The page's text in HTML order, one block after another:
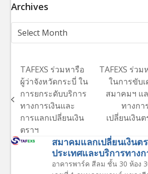
Archives
Archives
previous
post:
TAFEXS ร่วมหารือ
ผู้ว่าจังหวัดกระบี่ ใน
การยกระดับบริการ
ทางการเงินและ
การแลกเปลี่ยนเงิน
ตราฯ
post:
TAFEXS ร่ว
ในการขับ
สมาคมฯ แ
ทางกา
เปลี่ยนเงิน
สมาคมแลกเปลี่ยนเงินต
ประเทศและบริการทางก
อาคารพาร์ค สีลม ชั้น 30 ห้อง